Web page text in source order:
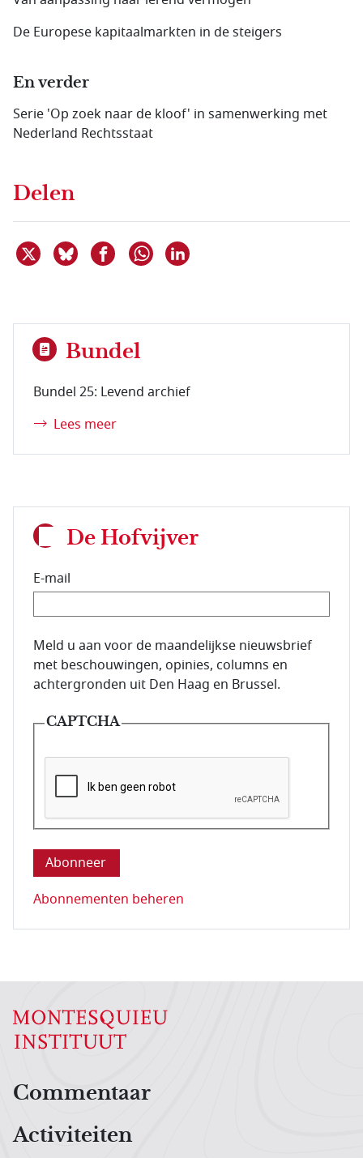
De Europese kapitaalmarkten in de steigers
En verder
Serie 'Op zoek naar de kloof' in samenwerking met
Nederland Rechtsstaat
Delen
Deel dit item op X
Deel dit item op Bluesky
Deel dit item op Facebook
Delen via WhatsApp
Bundel
Bundel 25: Levend archief
Lees meer
De Hofvijver
E-mail
E-mailadres van de abonnee.
Meld u aan voor de maandelijkse nieuwsbrief
met beschouwingen, opinies, columns en
achtergronden uit Den Haag en Brussel.
CAPTCHA
Deze vraag is om te controleren dat u een mens
Abonnementen beheren
Hoofdnavigatiemenu
Commentaar
Activiteiten